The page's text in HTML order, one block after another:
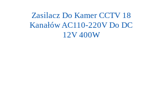
Zasilacz Do Kamer CCTV 18
Kanałów AC110-220V Do DC
12V 400W